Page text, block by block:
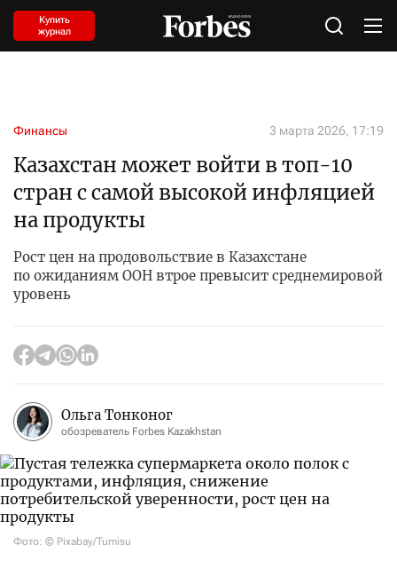
Купить
журнал
Финансы 3 марта 2026, 17:19
Казахстан может войти в топ-10
стран с самой высокой инфляцией
на продукты
Рост цен на продовольствие в Казахстане
по ожиданиям ООН втрое превысит среднемировой
уровень
Ольга Тонконог
обозреватель Forbes Kazakhstan
Фото: © Pixabay/Tumisu